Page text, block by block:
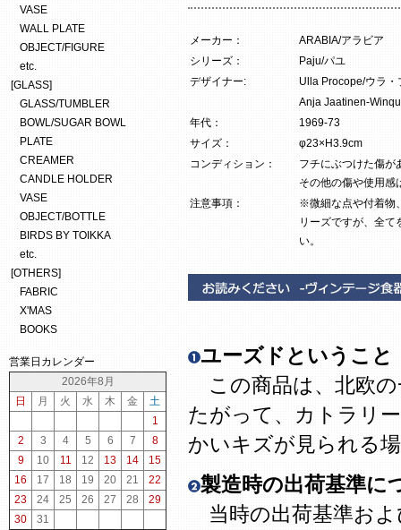
メーカー：
ARABIA/アラビア
シリーズ：
Paju/パユ
デザイナー:
Ulla Procope/ウラ・
Anja Jaatinen-
年代：
1969-73
サイズ：
φ23×H3.9cm
コンディション：
フチにぶつけた傷が
その他の傷や使用感
注意事項：
※微細な点や付着物
リーズですが、全て
い。
ユーズドということ
この商品は、北欧の
たがって、カトラリ
かいキズが見られる
製造時の出荷基準に
当時の出荷基準およ
VASE
WALL PLATE
OBJECT/FIGURE
etc.
[GLASS]
GLASS/TUMBLER
BOWL/SUGAR BOWL
PLATE
CREAMER
CANDLE HOLDER
VASE
OBJECT/BOTTLE
BIRDS BY TOIKKA
etc.
[OTHERS]
FABRIC
X'MAS
BOOKS
営業日カレンダー
2026年8月
日
月 火 水 木 金
土
1
2
3 4 5 6 7
8
9
10 11 12 13 14
15
16
17 18 19 20 21
22
23
24 25 26 27 28
29
30
31